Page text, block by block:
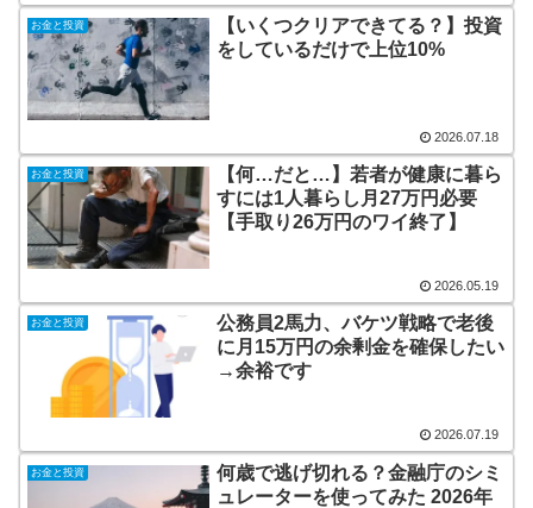
お金と投資
【いくつクリアできてる？】投資
をしているだけで上位10%
2026.07.18
お金と投資
【何…だと…】若者が健康に暮ら
すには1人暮らし月27万円必要
【手取り26万円のワイ終了】
2026.05.19
お金と投資
公務員2馬力、バケツ戦略で老後
に月15万円の余剰金を確保したい
→余裕です
2026.07.19
お金と投資
何歳で逃げ切れる？金融庁のシミ
ュレーターを使ってみた 2026年